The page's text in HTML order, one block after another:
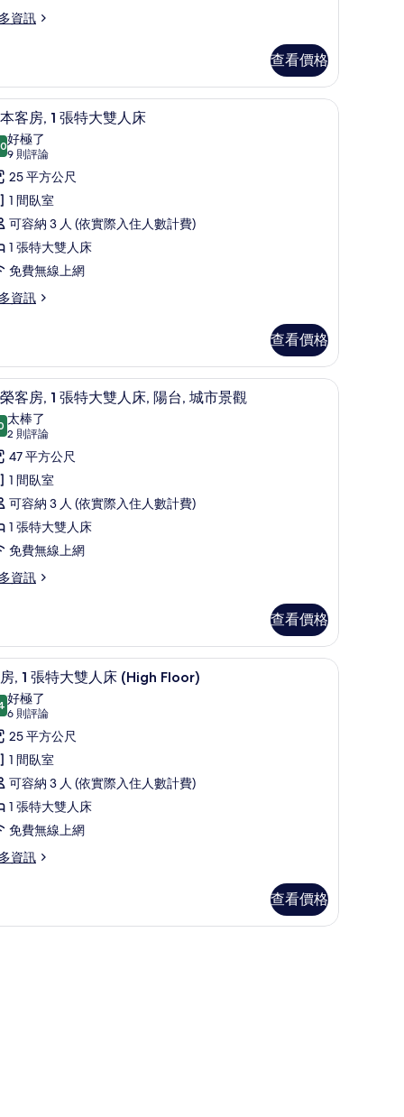
,
資訊
查看價格
電工作空間 低過敏寢具、迷你吧、客房內保險箱、筆電工
5 客房, 1 張特大雙人床
分，滿分 10 分
好極了
9 則評論
(9
則
評
論)
25 平方公尺
1 間臥室
可容納 3 人 (依實際入住人數計費)
1 張特大雙人床
免費無線上網
資訊
查看價格
具、迷你吧、客房內保險箱、筆電工作空間尊榮客房, 1 張特大雙人床, 陽台, 城市景觀 |
5 客房, 1 張特大雙人床, 陽台, 城市景觀
分，滿分 10 分
太棒了
2 則評論
(2
則
評
論)
47 平方公尺
1 間臥室
可容納 3 人 (依實際入住人數計費)
1 張特大雙人床
免費無線上網
資訊
查看價格
電工作空間 低過敏寢具、迷你吧、客房內保險箱、筆電工
4, 1 張特大雙人床 (High Floor)
分，滿分 10 分
好極了
6 則評論
(6
則
評
論)
25 平方公尺
1 間臥室
可容納 3 人 (依實際入住人數計費)
1 張特大雙人床
免費無線上網
資訊
查看價格